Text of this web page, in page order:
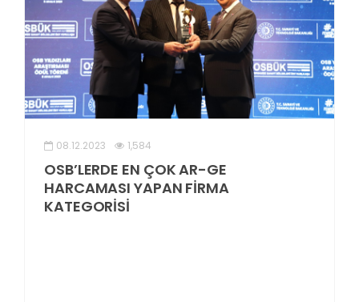
08.12.2023 1,584
OSB’LERDE EN ÇOK AR-GE
HARCAMASI YAPAN FİRMA
KATEGORİSİ